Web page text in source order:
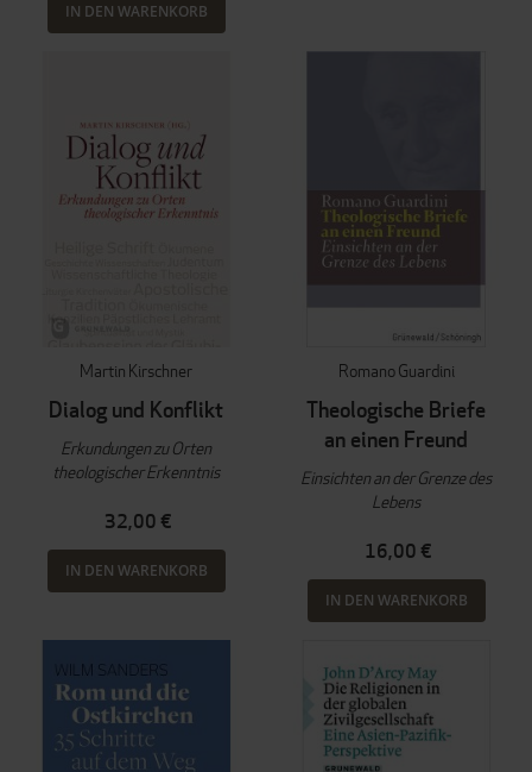
IN DEN WARENKORB
Martin Kirschner
Dialog und Konflikt
Erkundungen zu Orten
theologischer Erkenntnis
32,00 €
IN DEN WARENKORB
Romano Guardini
Theologische Briefe
an einen Freund
Einsichten an der Grenze des
Lebens
16,00 €
IN DEN WARENKORB